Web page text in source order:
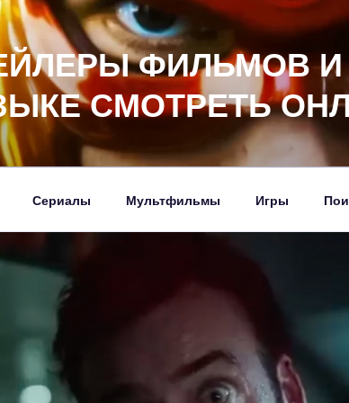
ФИЛЬМОВ
СМОТРЕТЬ
Сериалы Мультфильмы Игры